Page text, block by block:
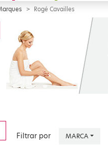
Rogé Cavailles
Filtrar por MARCA